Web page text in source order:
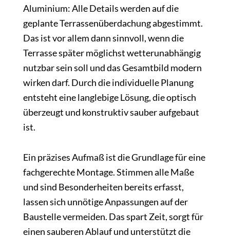
Aluminium: Alle Details werden auf die
geplante Terrassenüberdachung abgestimmt.
Das ist vor allem dann sinnvoll, wenn die
Terrasse später möglichst wetterunabhängig
nutzbar sein soll und das Gesamtbild modern
wirken darf. Durch die individuelle Planung
entsteht eine langlebige Lösung, die optisch
überzeugt und konstruktiv sauber aufgebaut
ist.
Ein präzises Aufmaß ist die Grundlage für eine
fachgerechte Montage. Stimmen alle Maße
und sind Besonderheiten bereits erfasst,
lassen sich unnötige Anpassungen auf der
Baustelle vermeiden. Das spart Zeit, sorgt für
einen sauberen Ablauf und unterstützt die